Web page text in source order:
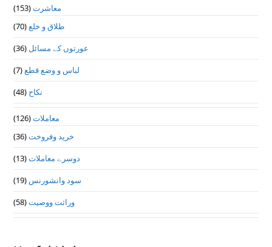
معاشرت(153)
طلاق و خلع(70)
عورتوں کے مسائل (36)
لباس و وضع قطع(7)
نکاح (48)
معاملات(126)
خرید وفروخت(36)
دوسرے معاملات(13)
سود وانشورنس (19)
وراثت ووصيت(58)